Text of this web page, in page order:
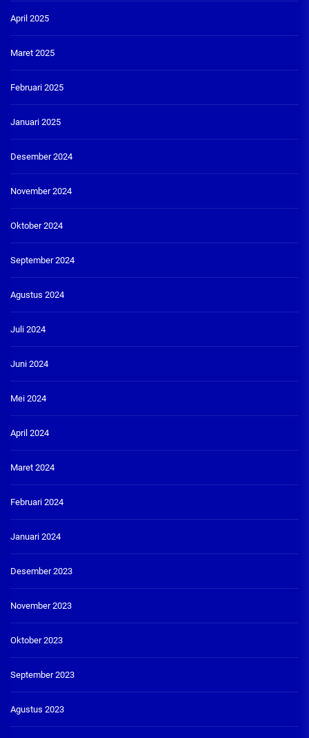
April 2025
Maret 2025
Februari 2025
Januari 2025
Desember 2024
November 2024
Oktober 2024
September 2024
Agustus 2024
Juli 2024
Juni 2024
Mei 2024
April 2024
Maret 2024
Februari 2024
Januari 2024
Desember 2023
November 2023
Oktober 2023
September 2023
Agustus 2023